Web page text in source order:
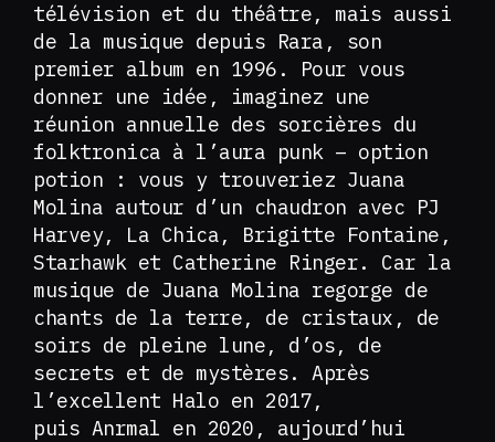
télévision et du théâtre, mais aussi
de la musique depuis Rara, son
premier album en 1996. Pour vous
donner une idée, imaginez une
réunion annuelle des sorcières du
folktronica à l’aura punk – option
potion : vous y trouveriez Juana
Molina autour d’un chaudron avec PJ
Harvey, La Chica, Brigitte Fontaine,
Starhawk et Catherine Ringer. Car la
musique de Juana Molina regorge de
chants de la terre, de cristaux, de
soirs de pleine lune, d’os, de
secrets et de mystères. Après
l’excellent Halo en 2017,
puis Anrmal en 2020, aujourd’hui